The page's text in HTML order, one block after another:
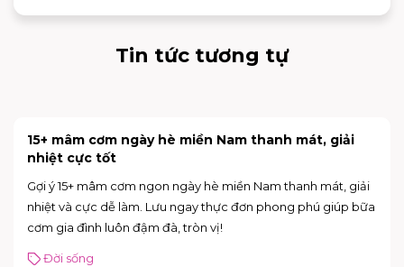
Tin tức tương tự
15+ mâm cơm ngày hè miền Nam thanh mát, giải
nhiệt cực tốt
Gợi ý 15+ mâm cơm ngon ngày hè miền Nam thanh mát, giải
nhiệt và cực dễ làm. Lưu ngay thực đơn phong phú giúp bữa
cơm gia đình luôn đậm đà, tròn vị!
Đời sống